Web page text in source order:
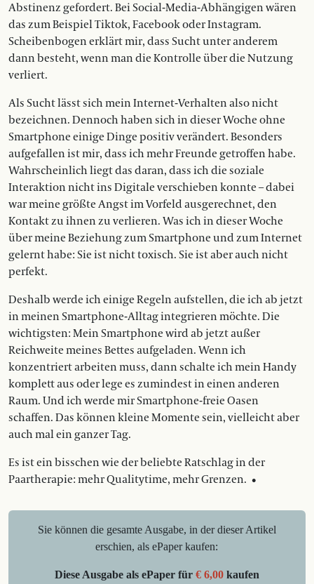
Abstinenz gefordert. Bei Social-Media-Abhängigen wären
das zum Beispiel Tiktok, Facebook oder Instagram.
Scheibenbogen erklärt mir, dass Sucht unter anderem
dann besteht, wenn man die Kontrolle über die Nutzung
verliert.
Als Sucht lässt sich mein Internet-Verhalten also nicht
bezeichnen. Dennoch haben sich in dieser Woche ohne
Smartphone einige Dinge positiv verändert. Besonders
aufgefallen ist mir, dass ich mehr Freunde getroffen habe.
Wahrscheinlich liegt das daran, dass ich die soziale
Interaktion nicht ins Digitale verschieben konnte – dabei
war meine größte Angst im Vorfeld ausgerechnet, den
Kontakt zu ihnen zu verlieren. Was ich in dieser Woche
über meine Beziehung zum Smartphone und zum Internet
gelernt habe: Sie ist nicht toxisch. Sie ist aber auch nicht
perfekt.
Deshalb werde ich einige Regeln aufstellen, die ich ab jetzt
in meinen Smartphone-Alltag integrieren möchte. Die
wichtigsten: Mein Smartphone wird ab jetzt außer
Reichweite meines Bettes aufgeladen. Wenn ich
konzentriert arbeiten muss, dann schalte ich mein Handy
komplett aus oder lege es zumindest in einen anderen
Raum. Und ich werde mir Smartphone-freie Oasen
schaffen. Das können kleine Momente sein, vielleicht aber
auch mal ein ganzer Tag.
Es ist ein bisschen wie der beliebte Ratschlag in der
Paartherapie: mehr Qualitytime, mehr Grenzen. •
Sie können die gesamte Ausgabe, in der dieser Artikel
erschien, als ePaper kaufen:
Diese Ausgabe als ePaper für € 6,00kaufen